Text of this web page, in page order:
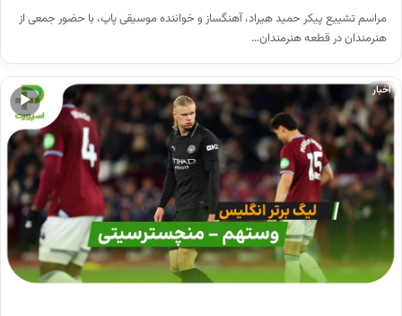
مراسم تشییع پیکر حمید هیراد، آهنگساز و خواننده موسیقی پاپ، با حضور جمعی از
هنرمندان در قطعه هنرمندان…
▶
اخبار